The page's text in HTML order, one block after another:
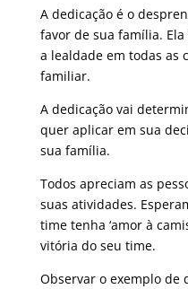
A dedicação é o
favor de sua família.
a lealdade em todas as
familiar.
A dedicação vai
quer aplicar em sua
sua família.
Todos apreciam as
suas atividades.
time tenha ‘amor à
vitória do seu time.
Observar o exemplo de